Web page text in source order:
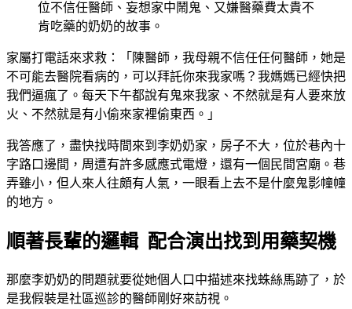
位不信任醫師、妄想家中鬧鬼、又嫌醫藥費太貴不
肯吃藥的奶奶的故事。
家屬打電話來求救：「陳醫師，我母親不信任任何醫師，她是
不可能去醫院看病的，可以拜託你來我家嗎？我媽媽已經快把
我們逼瘋了。每天下午都說有鬼來我家、不然就是有人要來放
火、不然就是有小偷來家裡偷東西。」
我答應了，盡快找時間來到李奶奶家，房子不大，位於巷內十
字路口邊間，周遭有許多感應式電燈，還有一個民間宮廟。巷
弄雖小，但人來人往頗有人氣，一眼看上去不是什麼鬼影幢幢
的地方。
順著長輩的邏輯 配合演出找到用藥契機
那麼李奶奶的問題就要從她個人口中描述來找蛛絲馬跡了，於
是我假裝是社區巡診的醫師剛好來訪視。